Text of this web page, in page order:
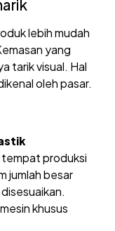
lebih mudah
yang
tarik visual. Hal
oleh pasar.
produksi
jumlah besar
khusus